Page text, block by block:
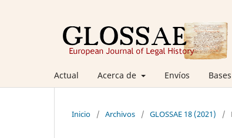
Actual Acerca de Envíos
Inicio / Archivos / GLOSSAE 18 (2021) /